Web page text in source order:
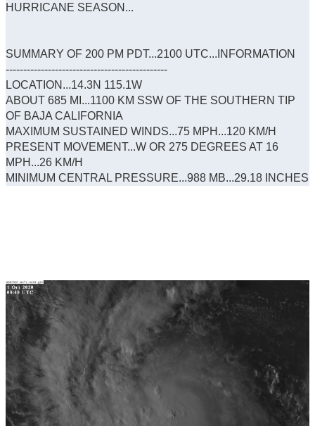
HURRICANE SEASON...
SUMMARY OF 200 PM PDT...2100 UTC...INFORMATION
----------------------------------------------
LOCATION...14.3N 115.1W
ABOUT 685 MI...1100 KM SSW OF THE SOUTHERN TIP
OF BAJA CALIFORNIA
MAXIMUM SUSTAINED WINDS...75 MPH...120 KM/H
PRESENT MOVEMENT...W OR 275 DEGREES AT 16
MPH...26 KM/H
MINIMUM CENTRAL PRESSURE...988 MB...29.18 INCHES